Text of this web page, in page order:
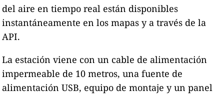
del aire en tiempo real están disponibles
instantáneamente en los mapas y a través de la
API.
La estación viene con un cable de alimentación
impermeable de 10 metros, una fuente de
alimentación USB, equipo de montaje y un panel